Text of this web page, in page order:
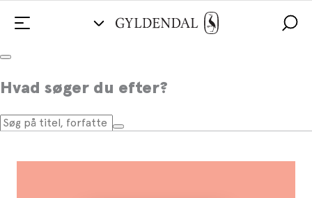
Hvad søger du efter?
Dansk modeleksikon - rød